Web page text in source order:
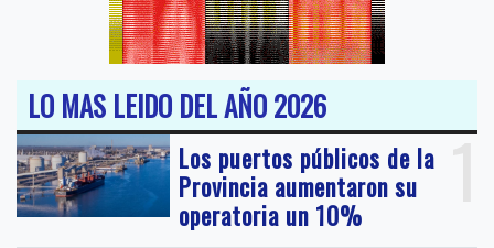
LO MAS LEIDO DEL AÑO 2026
1
Los puertos públicos de la
Provincia aumentaron su
operatoria un 10%